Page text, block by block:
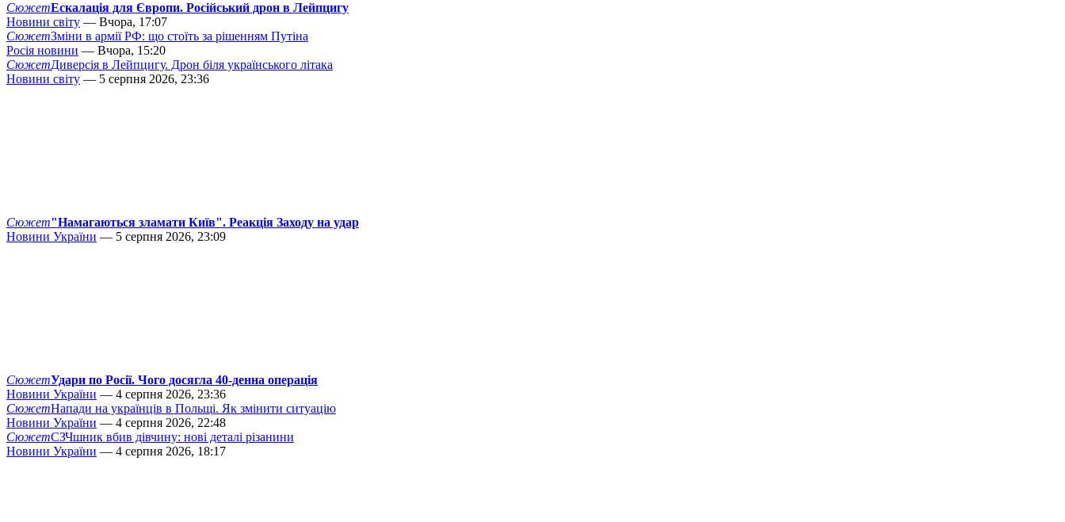
СюжетЕскалація для Європи. Російський дрон в Лейпцигу
Новини світу — Вчора, 17:07
СюжетЗміни в армії РФ: що стоїть за рішенням Путіна
Росія новини — Вчора, 15:20
СюжетДиверсія в Лейпцигу. Дрон біля українського літака
Новини світу — 5 серпня 2026, 23:36
Сюжет"Намагаються зламати Київ". Реакція Заходу на удар
Новини України — 5 серпня 2026, 23:09
СюжетУдари по Росії. Чого досягла 40-денна операція
Новини України — 4 серпня 2026, 23:36
СюжетНапади на українців в Польщі. Як змінити ситуацію
Новини України — 4 серпня 2026, 22:48
СюжетСЗЧшник вбив дівчину: нові деталі різанини
Новини України — 4 серпня 2026, 18:17